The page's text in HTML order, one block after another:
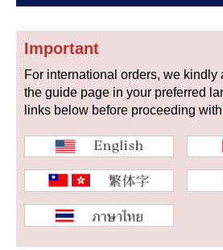
商品の状態から
新品
中古品
WEB限定品
複数条件で商品を絞
Important
For international orders, we kindly
the guide page in your preferred
links below before proceeding